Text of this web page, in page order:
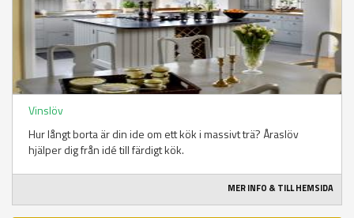
Vinslöv
Hur långt borta är din ide om ett kök i massivt trä? Åraslöv
hjälper dig från idé till färdigt kök.
MER INFO & TILL HEMSIDA